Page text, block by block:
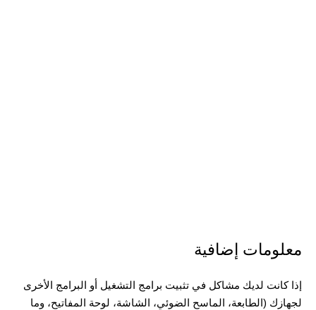
معلومات إضافية
إذا كانت لديك مشاكل في تثبيت برامج التشغيل أو البرامج الأخرى
لجهازك (الطابعة، الماسح الضوئي، الشاشة، لوحة المفاتيح، وما